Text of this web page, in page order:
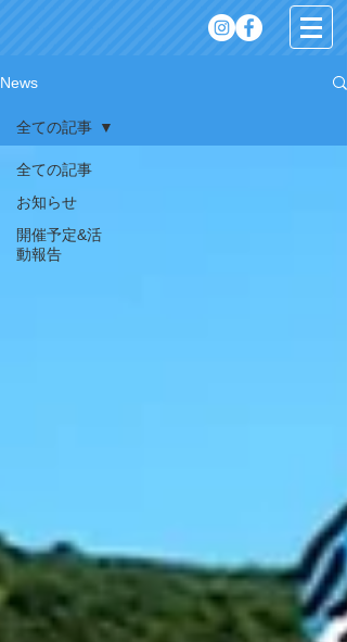
News
全ての記事
お知らせ
開催予定&活
動報告
全ての記事